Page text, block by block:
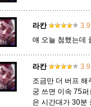
질리
라칸
3.9
얘 오늘 첨했는데
라칸
3.9
조금만 더 버프
궁 쓰면 이속 75
은 시간대가 30분